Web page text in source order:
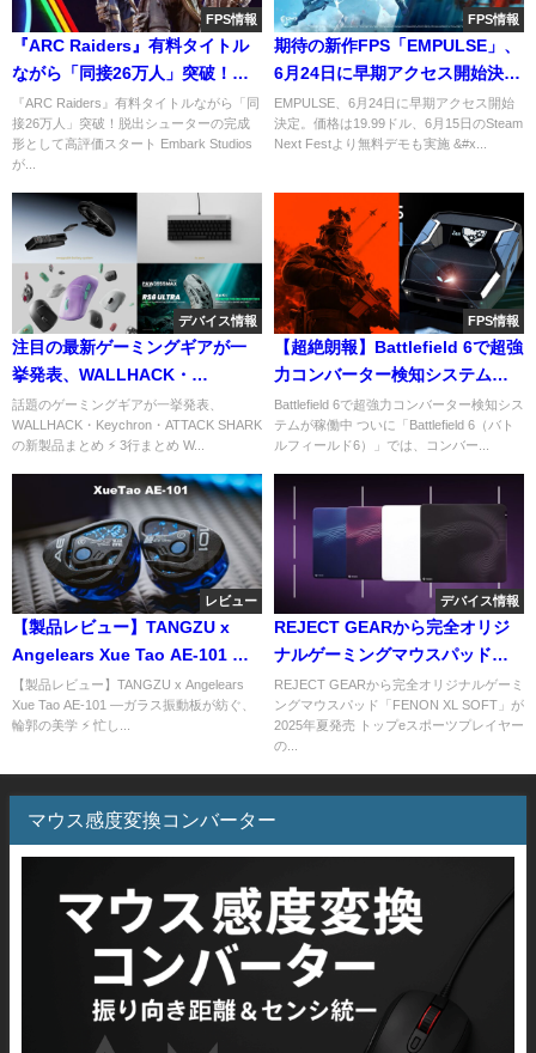
FPS情報
『ARC Raiders』有料タイトル
ながら「同接26万人」突破！脱
出シューターの完成形として高
評価スタート
『ARC Raiders』有料タイトルながら「同
接26万人」突破！脱出シューターの完成
形として高評価スタート Embark Studios
が...
FPS情報
期待の新作FPS「EMPULSE」、
6月24日に早期アクセス開始決
定。システムなど詳細まとめ
EMPULSE、6月24日に早期アクセス開始
決定。価格は19.99ドル、6月15日のSteam
Next Festより無料デモも実施 &#x...
デバイス情報
注目の最新ゲーミングギアが一
挙発表、WALLHACK・
Keychron・ATTACK SHARKの
新製品まとめ
話題のゲーミングギアが一挙発表、
WALLHACK・Keychron・ATTACK SHARK
の新製品まとめ ⚡ 3行まとめ W...
FPS情報
【超絶朗報】Battlefield 6で超強
力コンバーター検知システムが
稼働中。容赦ない永久BANにパ
ニックに陥るコンバーター悪用
者、咽び泣くコンバーター開発
Battlefield 6で超強力コンバーター検知シス
テムが稼働中 ついに「Battlefield 6（バト
ルフィールド6）」では、コンバー...
レビュー
【製品レビュー】TANGZU x
Angelears Xue Tao AE-101 —
ガラス振動板が紡ぐ、輪郭の美
学
【製品レビュー】TANGZU x Angelears
Xue Tao AE-101 —ガラス振動板が紡ぐ、
輪郭の美学 ⚡ 忙し...
デバイス情報
REJECT GEARから完全オリジ
ナルゲーミングマウスパッド
「FENON XL SOFT」が2025年
夏発売
REJECT GEARから完全オリジナルゲーミ
ングマウスパッド「FENON XL SOFT」が
2025年夏発売 トップeスポーツプレイヤー
の...
マウス感度変換コンバーター